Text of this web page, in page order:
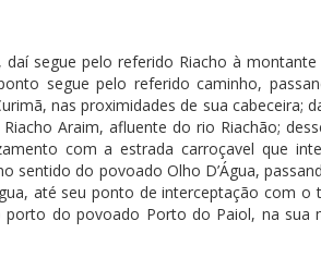
segue pelo referido Riacho à montante
segue pelo referido caminho,
nas proximidades de sua cabeceira;
Araim, afluente do rio Riachão;
com a estrada carroçavel que
sentido do povoado Olho D’Água,
até seu ponto de interceptação com o
do povoado Porto do Paiol, na sua